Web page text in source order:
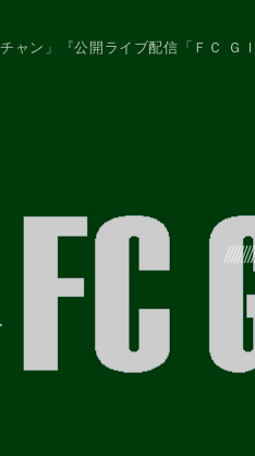
ャン」『公開ライブ配信「ＦＣ Ｇ